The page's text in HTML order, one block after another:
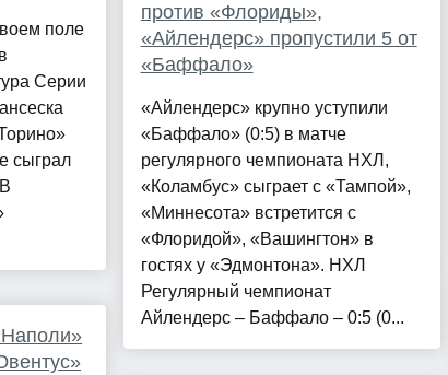
поле
Серии
сыграл
против «Флориды»,
«Айлендерс» пропустили 5 от
«Баффало»
«Айлендерс» крупно уступили
«Баффало» (0:5) в матче
регулярного чемпионата НХЛ,
«Коламбус» сыграет с «Тампой»,
«Миннесота» встретится с
«Флоридой», «Вашингтон» в
гостях у «Эдмонтона». НХЛ
Регулярный чемпионат
Айлендерс – Баффало – 0:5 (0...